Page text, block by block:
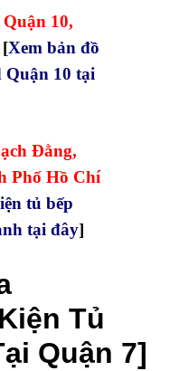
10,
[Xem bản đồ
Quận 10 tại
Đằng,
Phố Hồ Chí
tủ bếp
tại đây]
Tủ
Quận 7]